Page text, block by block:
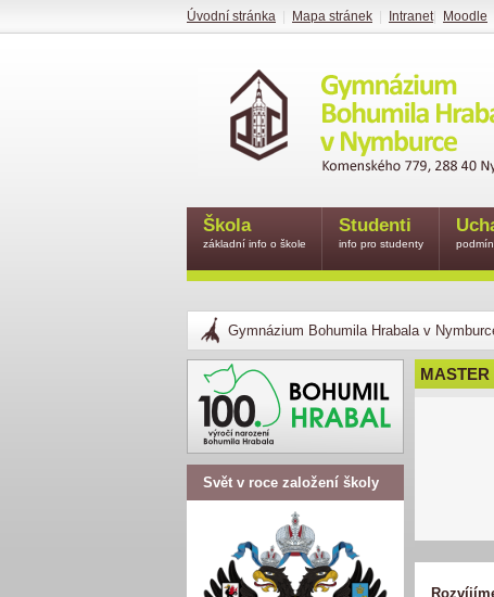
Gymnázium Bohumila Hrabala v
MASTER
Svět v roce založení školy
Škola
základní info o škole
Studenti
info pro studenty
Úvodní stránka Mapa stránek Intranet| Moodle